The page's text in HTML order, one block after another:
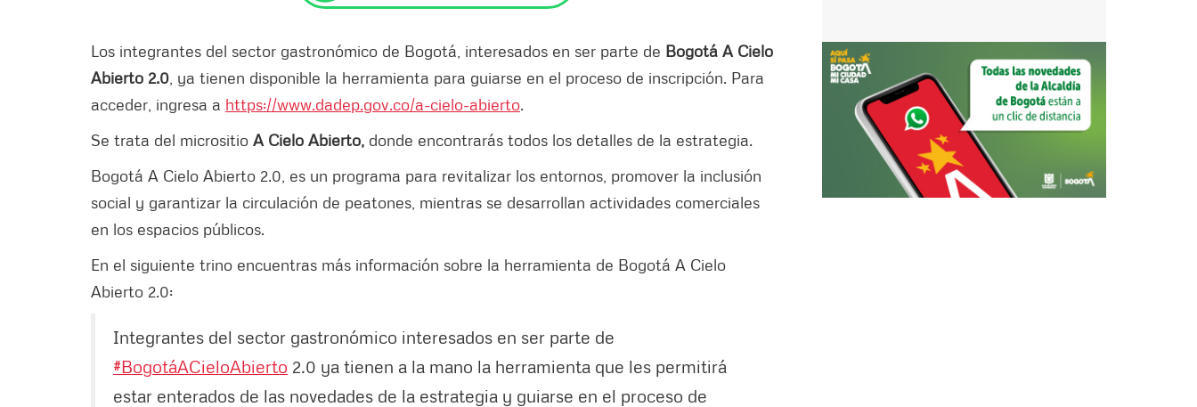
Los integrantes del sector gastronómico de Bogotá, interesados en ser parte de Bogotá A Cielo
Abierto 2.0 , ya tienen disponible la herramienta para guiarse en el proceso de inscripción. Para
acceder, ingresa a https://www.dadep.gov.co/a-cielo-abierto.
Se trata del micrositio A Cielo Abierto, donde encontrarás todos los detalles de la estrategia.
Bogotá A Cielo Abierto 2.0, es un programa para revitalizar los entornos, promover la inclusión
social y garantizar la circulación de peatones, mientras se desarrollan actividades comerciales
en los espacios públicos.
En el siguiente trino encuentras más información sobre la herramienta de Bogotá A Cielo
Abierto 2.0:
Integrantes del sector gastronómico interesados en ser parte de
#BogotáACieloAbierto 2.0 ya tienen a la mano la herramienta que les permitirá
estar enterados de las novedades de la estrategia y guiarse en el proceso de